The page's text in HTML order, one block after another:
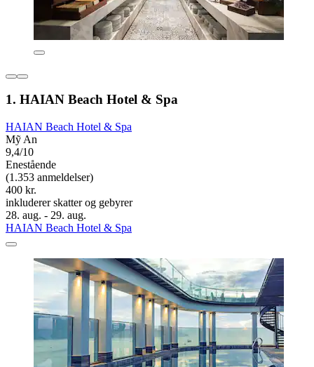
1. HAIAN Beach Hotel & Spa
HAIAN Beach Hotel & Spa
Mỹ An
9,4/10
Enestående
(1.353 anmeldelser)
400 kr.
inkluderer skatter og gebyrer
28. aug. - 29. aug.
HAIAN Beach Hotel & Spa